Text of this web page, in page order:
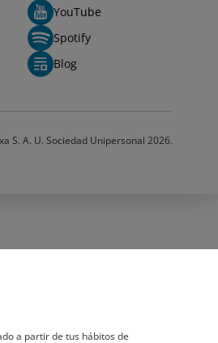
a partir de tus hábitos de
YouTube
Spotify
Blog
S. A. U. Sociedad Unipersonal 2026.